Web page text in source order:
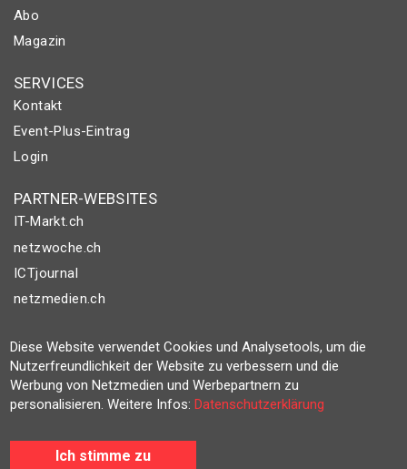
Abo
Magazin
SERVICES
Kontakt
Event-Plus-Eintrag
Login
PARTNER-WEBSITES
IT-Markt.ch
netzwoche.ch
ICTjournal
netzmedien.ch
© NETZMEDIEN AG 2026
Impressum
AGB
Datenschutzerklärung
Diese Website verwendet Cookies und Analysetools, um die
Nutzerfreundlichkeit der Website zu verbessern und die
Werbung von Netzmedien und Werbepartnern zu
personalisieren. Weitere Infos:Datenschutzerklärung
Ich stimme zu